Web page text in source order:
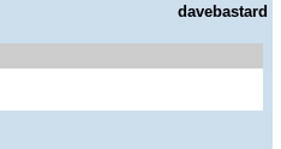
davebastard